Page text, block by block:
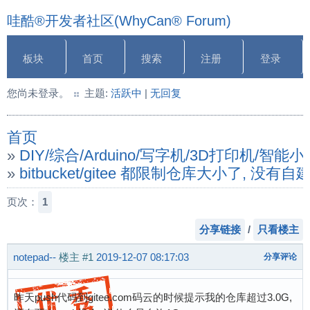
哇酷®开发者社区(WhyCan® Forum)
板块 首页 搜索 注册 登录
您尚未登录。 主题: 活跃中 | 无回复
首页
» DIY/综合/Arduino/写字机/3D打印机/智能
» bitbucket/gitee 都限制仓库大小了, 没有自
页次： 1
分享链接 / 只看楼主
notepad-- 楼主 #1 2019-12-07 08:17:03 分享评论
昨天push代码到gitee.com码云的时候提示我的仓库超过3.0G,